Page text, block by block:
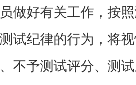
做好有关工作，按
试纪律的行为，将
不予测试评分、测